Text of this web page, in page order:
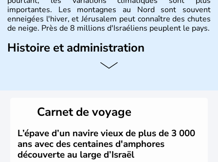
importantes. Les montagnes au Nord sont souvent
enneigées l'hiver, et Jérusalem peut connaître des chutes
de neige. Près de 8 millions d'Israéliens peuplent le pays.
Histoire et administration
L'Israël est un état de la partie est de la Méditerranée,
vrai essor économique dans le domaine des nouvelles
Carnet de voyage
L’épave d’un navire vieux de plus de 3 000
ans avec des centaines d'amphores
découverte au large d’Israël